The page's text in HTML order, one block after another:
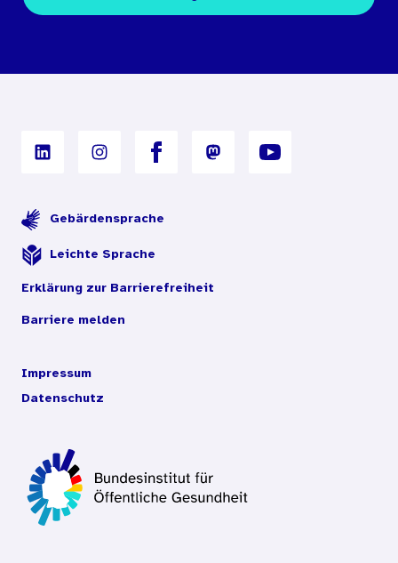
Digitales Archiv
Gebärdensprache
Leichte Sprache
Erklärung zur Barrierefreiheit
Barriere melden
Impressum
Datenschutz